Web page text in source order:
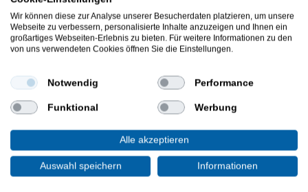
Großen.
Packungsinhalt: 10 Korda Kurv Shank Haken
Ein sehr guter Karpfenhaken ist der Korda Kurv Shank
Haken für verschiedene Karpfenrigs. Gebogender
Karpfenhaken für verschiedene Karpfenmontagen.
WEITERE INTERESSANTE ARTIKEL
Wir können diese zur Analyse unserer Besucherdaten platzieren, um unsere
Webseite zu verbessern, personalisierte Inhalte anzuzeigen und Ihnen ein
großartiges Webseiten-Erlebnis zu bieten. Für weitere Informationen zu den
von uns verwendeten Cookies öffnen Sie die Einstellungen.
Notwendig Performance
Funktional Werbung
Alle akzeptieren
Auswahl speichern Informationen